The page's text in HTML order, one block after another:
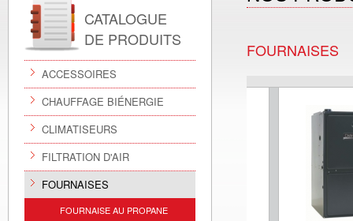
CATALOGUE
DE PRODUITS
ACCESSOIRES
CHAUFFAGE BIÉNERGIE
CLIMATISEURS
FILTRATION D'AIR
FOURNAISES
FOURNAISE AU PROPANE
FOURNAISES